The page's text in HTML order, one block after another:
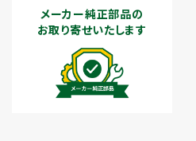
メーカー純正部品の
お取り寄せいたします